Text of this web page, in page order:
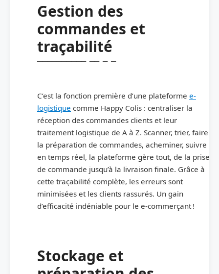
Gestion des
commandes et
traçabilité
C’est la fonction première d’une plateforme e-
logistique comme Happy Colis : centraliser la
réception des commandes clients et leur
traitement logistique de A à Z. Scanner, trier, faire
la préparation de commandes, acheminer, suivre
en temps réel, la plateforme gère tout, de la prise
de commande jusqu’à la livraison finale. Grâce à
cette traçabilité complète, les erreurs sont
minimisées et les clients rassurés. Un gain
d’efficacité indéniable pour le e-commerçant !
Stockage et